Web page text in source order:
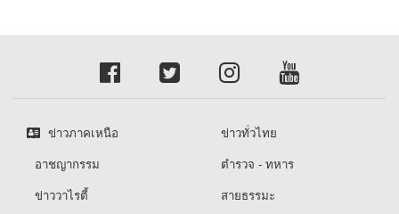
ข่าวภาคเหนือ
ข่าวทั่วไทย
อาชญากรรม
ตำรวจ - ทหาร
ข่าววาไรตี้
สายธรรมะ